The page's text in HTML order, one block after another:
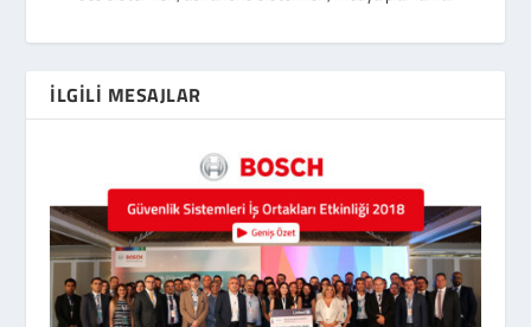
İLGILI MESAJLAR